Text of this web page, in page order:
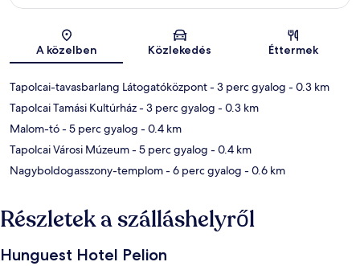
Térkép
A közelben Közlekedés Éttermek
Tapolcai-tavasbarlang Látogatóközpont- 3 perc gyalog - 0.3 km
Tapolcai Tamási Kultúrház- 3 perc gyalog - 0.3 km
Malom-tó- 5 perc gyalog - 0.4 km
Tapolcai Városi Múzeum- 5 perc gyalog - 0.4 km
Nagyboldogasszony-templom- 6 perc gyalog - 0.6 km
Részletek a szálláshelyről
Hunguest Hotel Pelion